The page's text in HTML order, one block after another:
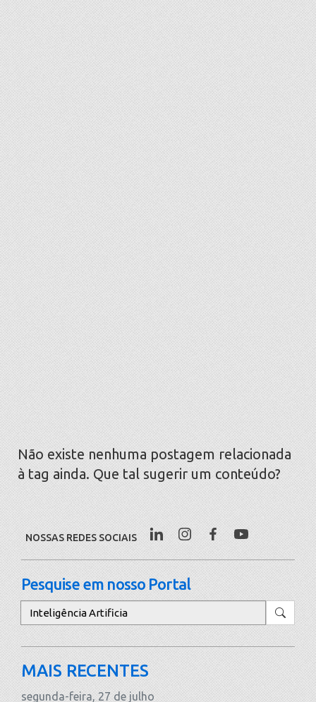
Não existe nenhuma postagem relacionada
à tag ainda. Que tal sugerir um conteúdo?
NOSSAS REDES SOCIAIS
Pesquise em nosso Portal
Pesquisar
MAIS RECENTES
segunda-feira, 27 de julho